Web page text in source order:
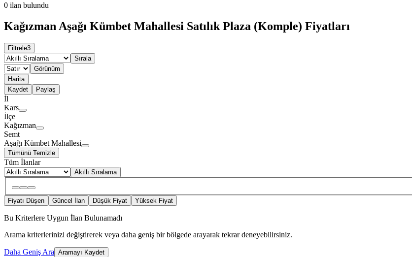
0 ilan bulundu
Kağızman Aşağı Kümbet Mahallesi Satılık Plaza (Komple) Fiyatları
Filtrele3
Sırala
Görünüm
Harita
Kaydet
Paylaş
İl
Kars
İlçe
Kağızman
Semt
Aşağı Kümbet Mahallesi
Tümünü Temizle
Tüm İlanlar
Akıllı Sıralama
Fiyatı Düşen Güncel İlan Düşük Fiyat Yüksek Fiyat
Bu Kriterlere Uygun İlan Bulunamadı
Arama kriterlerinizi değiştirerek veya daha geniş bir bölgede arayarak tekrar deneyebilirsiniz.
Daha Geniş Ara Aramayı Kaydet